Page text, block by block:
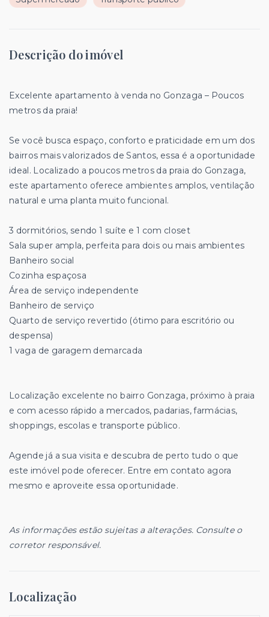
Descrição do imóvel
Excelente apartamento à venda no Gonzaga – Poucos
metros da praia!
Se você busca espaço, conforto e praticidade em um dos
bairros mais valorizados de Santos, essa é a oportunidade
ideal. Localizado a poucos metros da praia do Gonzaga,
este apartamento oferece ambientes amplos, ventilação
natural e uma planta muito funcional.
3 dormitórios, sendo 1 suíte e 1 com closet
Sala super ampla, perfeita para dois ou mais ambientes
Banheiro social
Cozinha espaçosa
Área de serviço independente
Banheiro de serviço
Quarto de serviço revertido (ótimo para escritório ou
despensa)
1 vaga de garagem demarcada
Localização excelente no bairro Gonzaga, próximo à praia
e com acesso rápido a mercados, padarias, farmácias,
shoppings, escolas e transporte público.
Agende já a sua visita e descubra de perto tudo o que
este imóvel pode oferecer. Entre em contato agora
mesmo e aproveite essa oportunidade.
As informações estão sujeitas a alterações. Consulte o
corretor responsável.
Localização